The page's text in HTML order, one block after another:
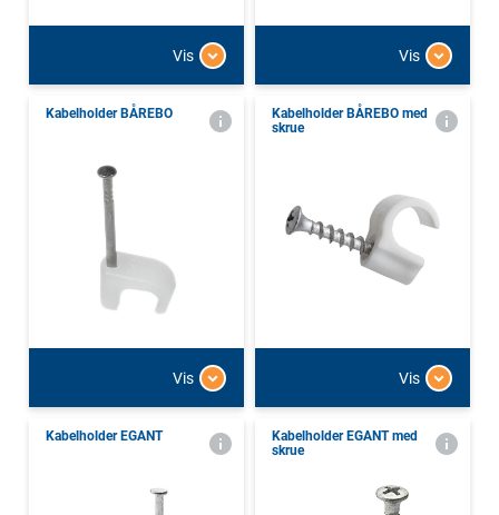
Vis Vis
Kabelholder BÅREBO
Vis
Kabelholder BÅREBO med
skrue
Vis
Kabelholder EGANT
Kabelholder EGANT med
skrue